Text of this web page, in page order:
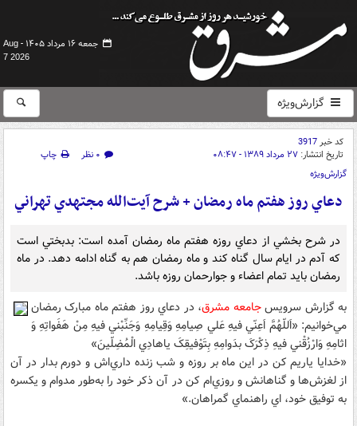
جمعه ۱۶ مرداد ۱۴۰۵ -
Aug
7 2026
گزارش‌ویژه
کد خبر3917
تاریخ انتشار: ۲۷ مرداد ۱۳۸۹ - ۰۸:۴۷ ۰ نظر
چاپ
گزارش‌ویژه
دعاي روز هفتم ماه رمضان + شرح آيت‌الله مجتهدي تهراني
در شرح بخشي از دعاي روزه هفتم ماه رمضان آمده است: بدبختي است
که آدم در ايام سال گناه کند و ماه رمضان هم به گناه ادامه دهد. در ماه
رمضان بايد تمام اعضاء و جوارحمان روزه باشد.
به گزارش سرويسجامعه مشرق، در دعاي روز هفتم ماه مبارک رمضان
مي‌خوانيم: «اَللّهُمَّ اَعِنّي فيهِ عَلي صِيامِهِ وَقِيامِهِ وَجَنِّبْني فيهِ مِنْ هَفَواتِهِ وَ
اثامِهِ وَارْزُقْني فيهِ ذِکْرَکَ بدَوامِهِ بِتَوْفيقِکَ يا‌هادِي الْمُضِلّينَ»
«خدايا ياريم کن در اين ماه بر روزه و شب زنده داري‌اش و دورم بدار در آن
از لغزش‌ها و گناهانش و روزي‌ام کن در آن ذکر خود را به‌طور مدوام و يکسره
به توفيق خود، اي راهنماي گمراهان.»